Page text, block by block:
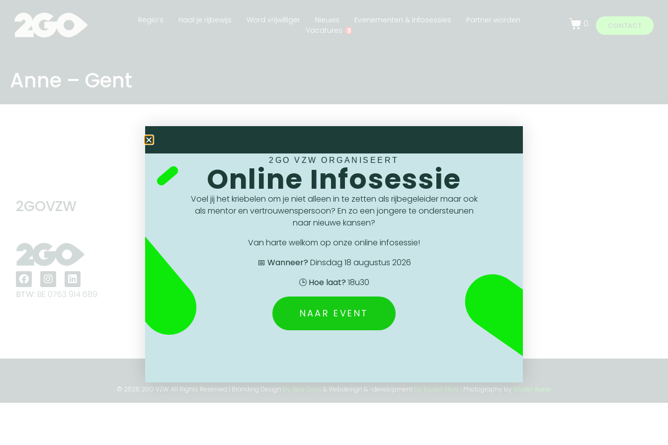
Regio’s Haal je rijbewijs Word vrijwilliger Nieuws Evenementen & Infosessies
Partner worden
Vacatures
3
0 CONTACT
Anne – Gent
2GOVZW
BTW: BE 0763 914 689
CONTACT
Nood aan een luisterend oor?
NAVIGATIE
Word vrijwilliger
Nieuws
Partner Worden
© 2025 2GO VZW. All Rights Reserved | Branding Design by New Days & Webdesign & -development by Expect More | Photography by Studio Axelle
2GO VZW ORGANISEERT
Online Infosessie
Voel jij het kriebelen om je niet alleen in te zetten als rijbegeleider maar ook
als mentor en vertrouwenspersoon? En zo een jongere te ondersteunen
naar nieuwe kansen?
Van harte welkom op onze online infosessie!
📅 Wanneer? Dinsdag 18 augustus 2026
🕒 Hoe laat? 18u30
NAAR EVENT